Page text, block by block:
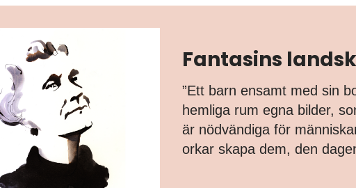
Fantasins
”Ett barn ensamt med sin
hemliga rum egna bilder,
är nödvändiga för
orkar skapa dem, den